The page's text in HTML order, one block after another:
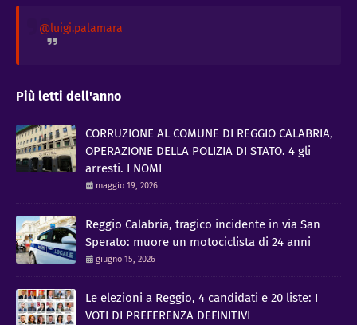
@luigi.palamara
Più letti dell'anno
CORRUZIONE AL COMUNE DI REGGIO CALABRIA,
OPERAZIONE DELLA POLIZIA DI STATO. 4 gli
arresti. I NOMI
maggio 19, 2026
Reggio Calabria, tragico incidente in via San
Sperato: muore un motociclista di 24 anni
giugno 15, 2026
Le elezioni a Reggio, 4 candidati e 20 liste: I
VOTI DI PREFERENZA DEFINITIVI